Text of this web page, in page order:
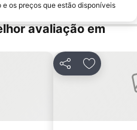
os preços que estão disponíveis
avaliação em
PartilharAdicionar